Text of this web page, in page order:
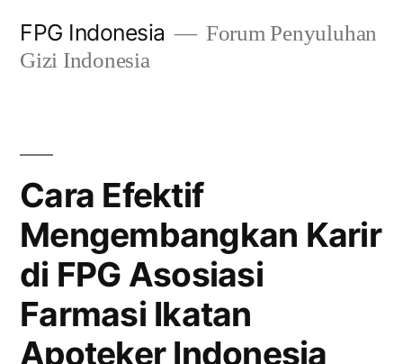
FPG Indonesia
Forum Penyuluhan
Gizi Indonesia
Cara Efektif
Mengembangkan Karir
di FPG Asosiasi
Farmasi Ikatan
Apoteker Indonesia